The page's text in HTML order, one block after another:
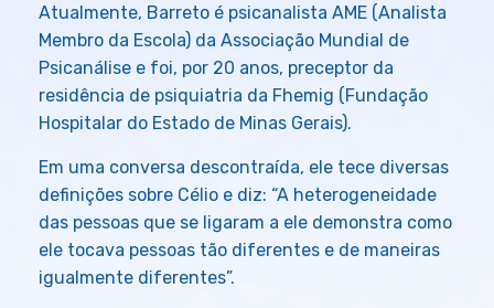
Atualmente, Barreto é psicanalista AME (Analista
Membro da Escola) da Associação Mundial de
Psicanálise e foi, por 20 anos, preceptor da
residência de psiquiatria da Fhemig (Fundação
Hospitalar do Estado de Minas Gerais).
Em uma conversa descontraída, ele tece diversas
definições sobre Célio e diz: “A heterogeneidade
das pessoas que se ligaram a ele demonstra como
ele tocava pessoas tão diferentes e de maneiras
igualmente diferentes”.